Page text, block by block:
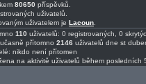
80650 příspěvků.
uživatelů.
uživatelem je Lacoun
110 uživatelů: 0 registrovaných, 0
přítomno 2146 uživatelů dne st
nikdo není přítomen
na aktivitě uživatelů během posledních